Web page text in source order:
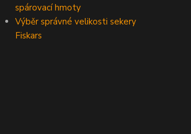
spárovací hmoty
Výběr správné velikosti sekery
Fiskars